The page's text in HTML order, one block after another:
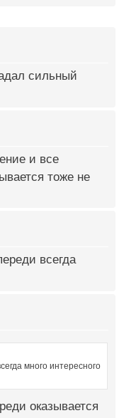
сильный
и все
тоже не
всегда
много интересного
оказывается